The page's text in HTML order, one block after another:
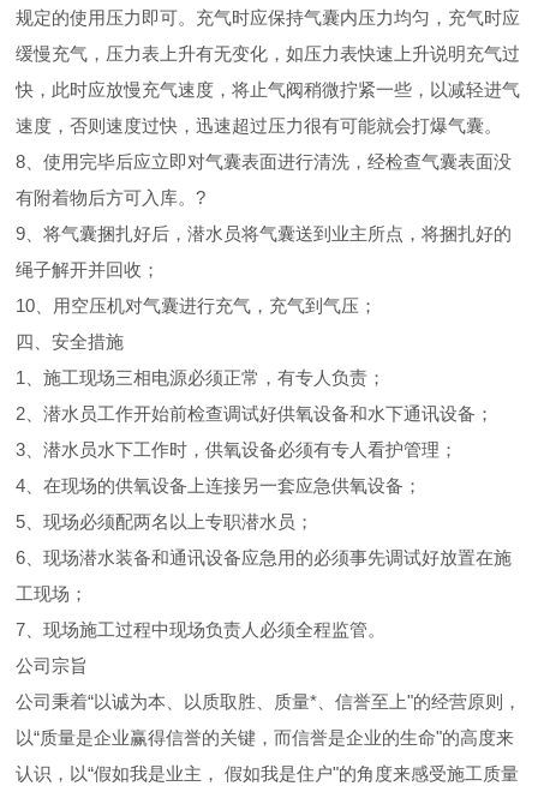
规定的使用压力即可。充气时应保持气囊内压力均匀，充气时应
缓慢充气，压力表上升有无变化，如压力表快速上升说明充气过
快，此时应放慢充气速度，将止气阀稍微拧紧一些，以减轻进气
速度，否则速度过快，迅速超过压力很有可能就会打爆气囊。
8、使用完毕后应立即对气囊表面进行清洗，经检查气囊表面没
有附着物后方可入库。?
9、将气囊捆扎好后，潜水员将气囊送到业主所点，将捆扎好的
绳子解开并回收；
10、用空压机对气囊进行充气，充气到气压；
四、安全措施
1、施工现场三相电源必须正常，有专人负责；
2、潜水员工作开始前检查调试好供氧设备和水下通讯设备；
3、潜水员水下工作时，供氧设备必须有专人看护管理；
4、在现场的供氧设备上连接另一套应急供氧设备；
5、现场必须配两名以上专职潜水员；
6、现场潜水装备和通讯设备应急用的必须事先调试好放置在施
工现场；
7、现场施工过程中现场负责人必须全程监管。
公司宗旨
公司秉着“以诚为本、以质取胜、质量*、信誉至上"的经营原则，
以“质量是企业赢得信誉的关键，而信誉是企业的生命"的高度来
认识，以“假如我是业主， 假如我是住户"的角度来感受施工质量